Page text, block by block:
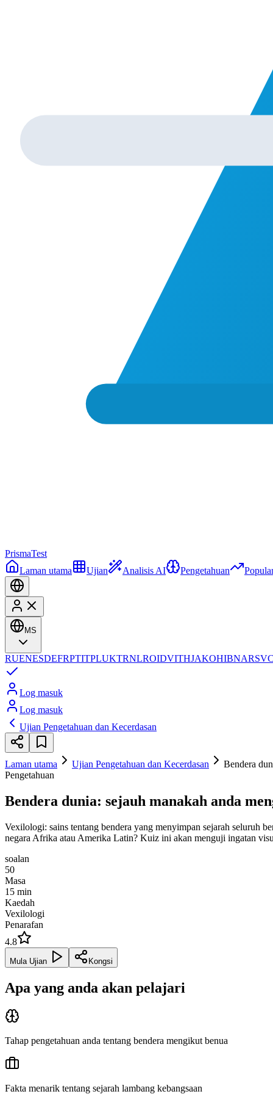
PrismaTest
Laman utama
Ujian Analisis AI Pengetahuan
MS
RUENESDEFRPTITPLUKTRNLROIDVITHJAKOHIBNARSV
Log masuk
Log masuk
Ujian Pengetahuan dan Kecerdasan
Laman utama Ujian Pengetahuan dan Kecerdasan
Bendera
Pengetahuan
Bendera dunia: sejauh manakah anda
Vexilologi: sains tentang bendera yang menyimpan sejarah seluruh
negara Afrika atau Amerika Latin? Kuiz ini akan menguji ingatan
soalan
50
Masa
15 min
Kaedah
Vexilologi
Penarafan
4.8
Mula Ujian Kongsi
Apa yang anda akan pelajari
Tahap pengetahuan anda tentang bendera mengikut benua
Fakta menarik tentang sejarah lambang kebangsaan